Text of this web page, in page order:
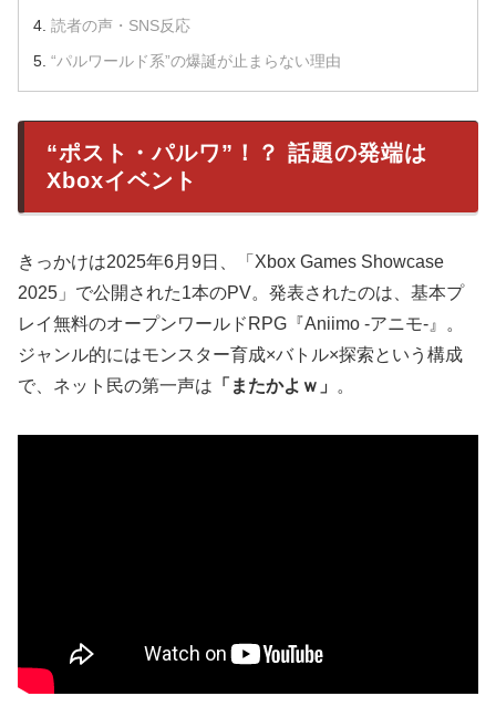
読者の声・SNS反応
“パルワールド系”の爆誕が止まらない理由
“ポスト・パルワ”！？ 話題の発端は
Xboxイベント
きっかけは2025年6月9日、「Xbox Games Showcase
2025」で公開された1本のPV。発表されたのは、基本プ
レイ無料のオープンワールドRPG『Aniimo -アニモ-』。
ジャンル的にはモンスター育成×バトル×探索という構成
で、ネット民の第一声は 「またかよｗ」 。